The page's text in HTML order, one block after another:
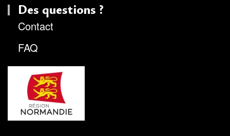
Des questions ?
Contact
FAQ